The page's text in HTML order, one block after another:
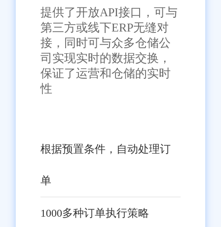
这样的优秀软件涌现出来，推动
中国中小企业的发展迈向新的台
阶。
免责声明：本网站尽可能确保发布信息的准确性与可靠性，但不能
保证其完全无误，请您在阅读本网站内容时自行判断真实性，本网
站对于您因信赖该信息引起的损失概不负责。本网站发布的部分内
容，包括但不限于文字、图片、标识、广告、商标、域名等，除特
别标明外，均来源于网络，知识产权归原作者或原出处所有。任何
单位或个人认为本网站中的网页或链接内容可能存在不实内容或涉
嫌侵犯知识产权时，请及时与我们联系，并提供身份证明、权属证
明及详细不实或侵权情况证明，我们将尽快处理。
提供了开放API接口，可与
第三方或线下ERP无缝对
接，同时可与众多仓储公
司实现实时的数据交换，
保证了运营和仓储的实时
性
根据预置条件，自动处理订
单
1000多种订单执行策略